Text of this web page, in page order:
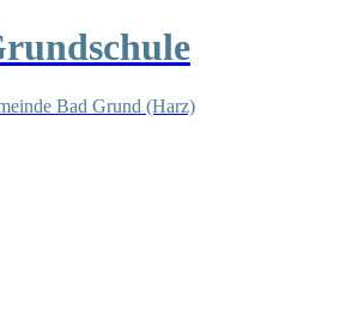
Bad Grund (Harz)